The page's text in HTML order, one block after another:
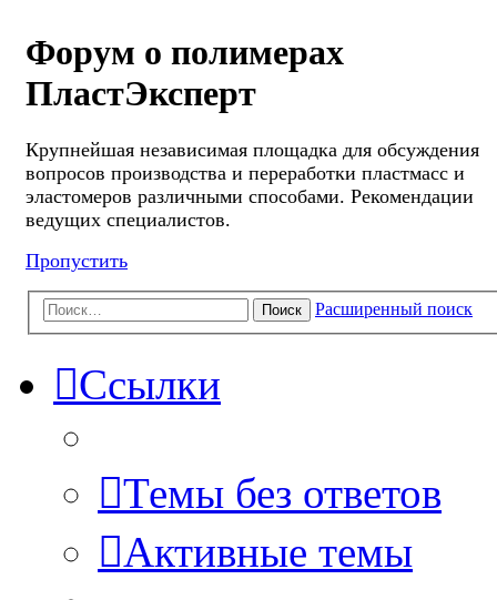
Форум о полимерах
ПластЭксперт
Крупнейшая независимая площадка для обсуждения
вопросов производства и переработки пластмасс и
эластомеров различными способами. Рекомендации
ведущих специалистов.
Пропустить
Поиск Расширенный поиск
Ссылки
Темы без ответов
Активные темы